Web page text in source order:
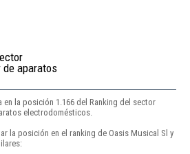
de aparatos
en la posición 1.166 del Ranking del sector
electrodomésticos.
la posición en el ranking de Oasis Musical Sl y